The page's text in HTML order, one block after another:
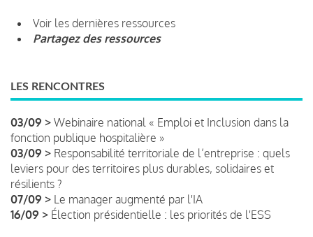
Voir les dernières ressources
Partagez des ressources
LES RENCONTRES
03/09 > Webinaire national « Emploi et Inclusion dans la
fonction publique hospitalière »
03/09 > Responsabilité territoriale de l’entreprise : quels
leviers pour des territoires plus durables, solidaires et
résilients ?
07/09 > Le manager augmenté par l'IA
16/09 > Élection présidentielle : les priorités de l'ESS